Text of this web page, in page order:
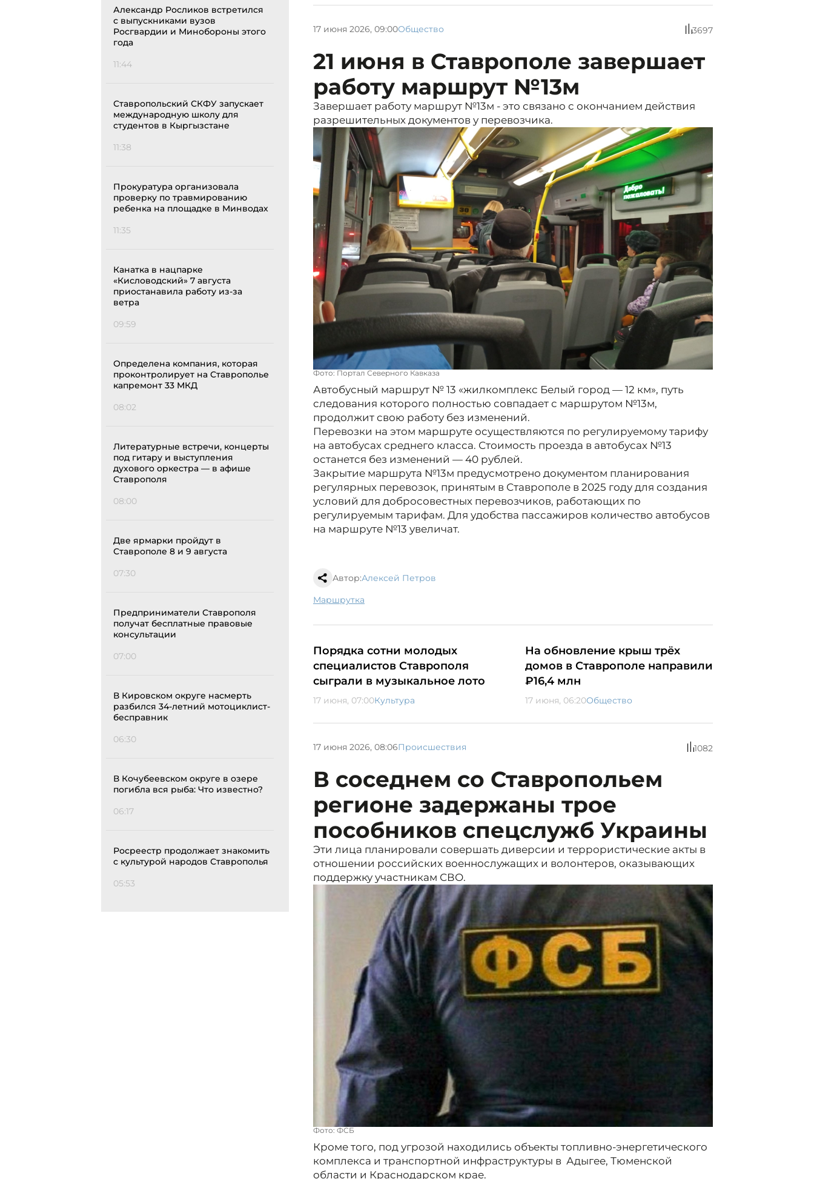
Александр Росликов встретился
с выпускниками вузов
Росгвардии и Минобороны этого
года
11:44
Ставропольский СКФУ запускает
международную школу для
студентов в Кыргызстане
11:38
Прокуратура организовала
проверку по травмированию
ребенка на площадке в Минводах
11:35
Канатка в нацпарке
«Кисловодский» 7 августа
приостанавила работу из-за
ветра
09:59
Определена компания, которая
проконтролирует на Ставрополье
капремонт 33 МКД
08:02
Литературные встречи, концерты
под гитару и выступления
духового оркестра — в афише
Ставрополя
08:00
Две ярмарки пройдут в
Ставрополе 8 и 9 августа
07:30
Предприниматели Ставрополя
получат бесплатные правовые
консультации
07:00
В Кировском округе насмерть
разбился 34-летний мотоциклист-
бесправник
06:30
В Кочубеевском округе в озере
погибла вся рыба: Что известно?
06:17
Росреестр продолжает знакомить
с культурой народов Ставрополья
05:53
17 июня 2026, 09:00Общество 3697
21 июня в Ставрополе завершает
работу маршрут №13м
Завершает работу маршрут №13м - это связано с окончанием действия
разрешительных документов у перевозчика.
Фото: Портал Северного Кавказа
Автобусный маршрут № 13 «жилкомплекс Белый город — 12 км», путь
следования которого полностью совпадает с маршрутом №13м,
продолжит свою работу без изменений.
Перевозки на этом маршруте осуществляются по регулируемому тарифу
на автобусах среднего класса. Стоимость проезда в автобусах №13
останется без изменений — 40 рублей.
Закрытие маршрута №13м предусмотрено документом планирования
регулярных перевозок, принятым в Ставрополе в 2025 году для создания
условий для добросовестных перевозчиков, работающих по
регулируемым тарифам. Для удобства пассажиров количество автобусов
на маршруте №13 увеличат.
Автор:Алексей Петров
маршрутка
Порядка сотни молодых
специалистов Ставрополя
сыграли в музыкальное лото
17 июня, 07:00Культура
На обновление крыш трёх
домов в Ставрополе направили
₽16,4 млн
17 июня, 06:20Общество
17 июня 2026, 08:06Происшествия 1082
В соседнем со Ставропольем
регионе задержаны трое
пособников спецслужб Украины
Эти лица планировали совершать диверсии и террористические акты в
отношении российских военнослужащих и волонтеров, оказывающих
поддержку участникам СВО.
Фото: ФСБ
Кроме того, под угрозой находились объекты топливно-энергетического
комплекса и транспортной инфраструктуры в Адыгее, Тюменской
области и Краснодарском крае.